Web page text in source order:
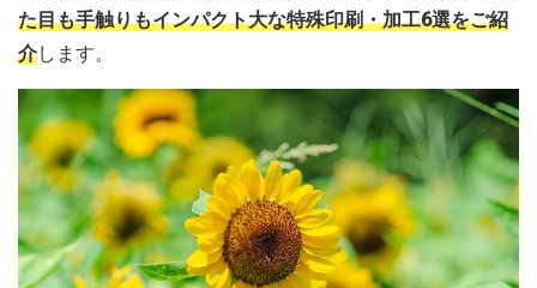
た目も手触りもインパクト大な特殊印刷・加工6選をご紹
介します。